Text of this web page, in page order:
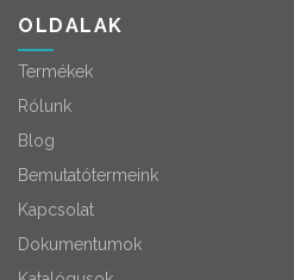
OLDALAK
Termékek
Rólunk
Blog
Bemutatótermeink
Kapcsolat
Dokumentumok